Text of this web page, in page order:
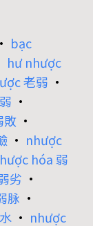
• bạc
hư nhược
老弱 •
•
敗 •
• nhược
hóa 弱
劣 •
脉 •
• nhược